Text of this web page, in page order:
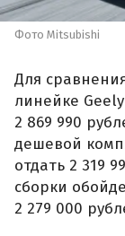
Фото Mitsubishi
Для
линейке
2 869 990
дешевой
отдать 2 319
сборки
2 279 000